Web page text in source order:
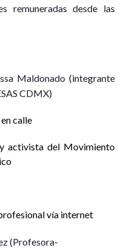
remuneradas desde las
Maldonado (integrante
CDMX)
calle
activista del Movimiento
vía internet
(Profesora-